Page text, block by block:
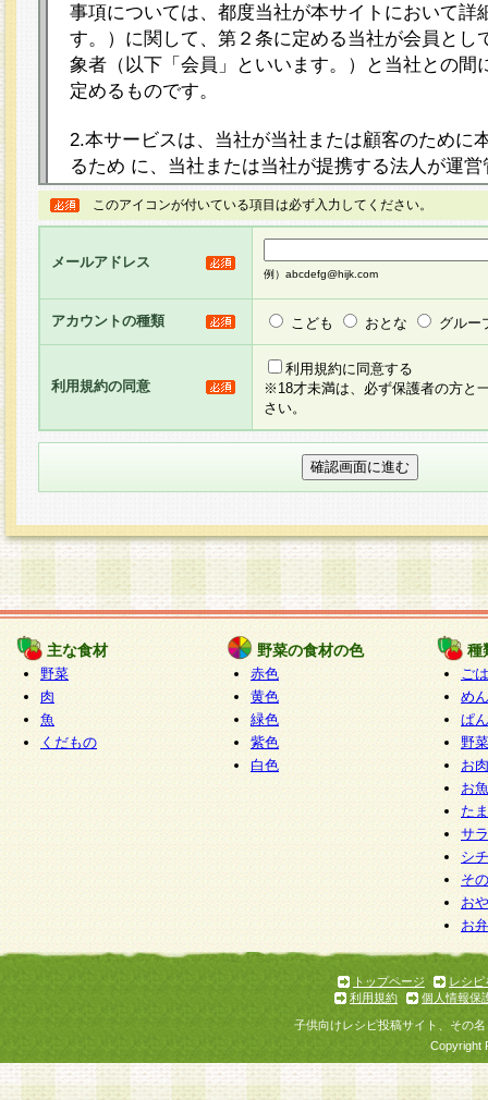
事項については、都度当社が本サイトにおいて詳
す。）に関して、第２条に定める当社が会員とし
象者（以下「会員」といいます。）と当社との間
定めるものです。
2.本サービスは、当社が当社または顧客のために
るため に、当社または当社が提携する法人が運
ト（以下「本サイト」といいます。）上に本サー
ージを設け、会員がアンケー ト調査に回答する
し、その結果を当社が集計・分析その他の利用を
るものです。なお、本サービスは、それぞれの目
員に対して本サービスの依頼を行うこともあり、
た全ての会員に対して本サービスの依頼をすると
りま す。
3.当社は、会員の事前の承諾を得ることなく、当
方 法・手段にて、本規約を任意に制定、変更ま
きるものとします。改定後の本規約等は、本規約
に掲示したときに、その 他の諸規定については
てその効力を生じるものとします。
4.本規約は、会員登録希望者による会員登録手続
の当社による会員登録の承認が完了した時点で会
たものとみなされ、会員に対して適用されるもの
5.当社がお聞きする個人情報は、すべて会員登録
で提 供いただいたものと考えております。従っ
自らの個人情報の提供を希望されない場合には、
をお預かりいたしません が、提供されないこと
商品やサービス等をご利用いただけない場合があ
了承ください。
6.当社は、お客様から当社が保有している個人情
加・ 利用停止等を求められた場合には、ご本人
て確認できた場合に限り、法令に準拠して合理的
いただきます。なお、開示 請求等の請求先は個
ります。
1.会員とは、本規約等を承諾のうえ、当社所定の
了し、当社が承認した者、グループとします。な
が以下に該当する場合は会員登録をすることがで
このアイコンが付いている項目は必ず入力してください。
メールアドレス
例）abcdefg@hijk.com
アカウントの種類 こども おとな グルー
利用規約の同意
利用規約に同意する
※18才未満は、必ず保護者の方と
さい。
主な食材
野菜
肉
魚
くだもの
野菜の食材の色
赤色
黄色
緑色
紫色
白色
種
ご
めん
ぱん
野
お
お
た
サ
シ
そ
お
お
トップページ
レシピ
利用規約
個人情報保
子供向けレシピ投稿サイト、その
Copyright